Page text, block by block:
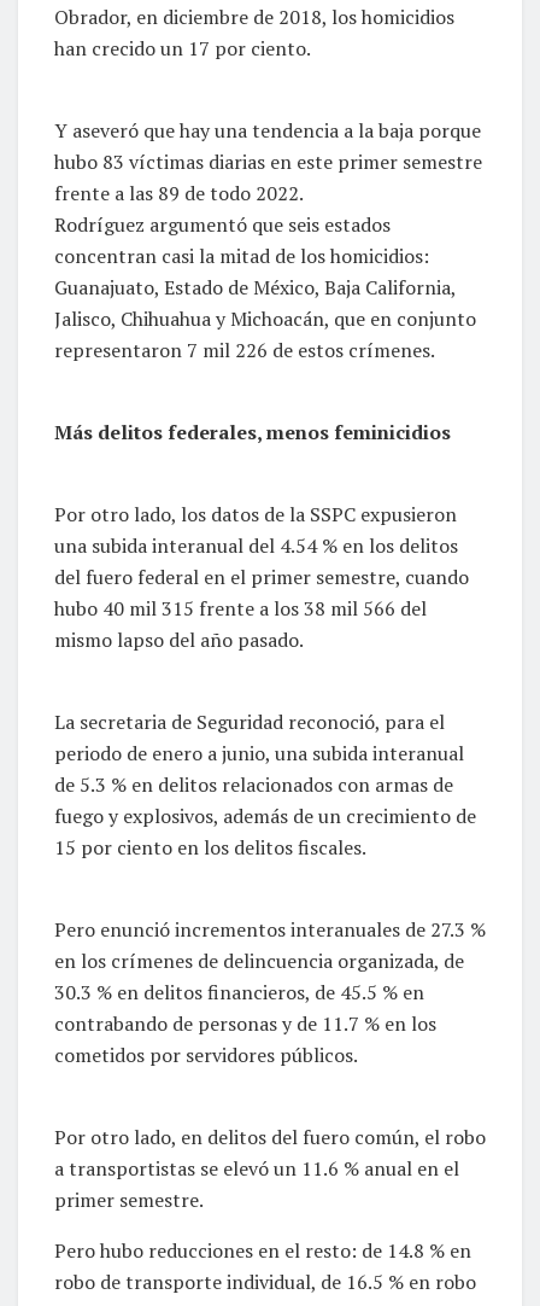
Obrador, en diciembre de 2018, los homicidios
han crecido un 17 por ciento.
Y aseveró que hay una tendencia a la baja porque
hubo 83 víctimas diarias en este primer semestre
frente a las 89 de todo 2022.
Rodríguez argumentó que seis estados
concentran casi la mitad de los homicidios:
Guanajuato, Estado de México, Baja California,
Jalisco, Chihuahua y Michoacán, que en conjunto
representaron 7 mil 226 de estos crímenes.
Más delitos federales, menos feminicidios
Por otro lado, los datos de la SSPC expusieron
una subida interanual del 4.54 % en los delitos
del fuero federal en el primer semestre, cuando
hubo 40 mil 315 frente a los 38 mil 566 del
mismo lapso del año pasado.
La secretaria de Seguridad reconoció, para el
periodo de enero a junio, una subida interanual
de 5.3 % en delitos relacionados con armas de
fuego y explosivos, además de un crecimiento de
15 por ciento en los delitos fiscales.
Pero enunció incrementos interanuales de 27.3 %
en los crímenes de delincuencia organizada, de
30.3 % en delitos financieros, de 45.5 % en
contrabando de personas y de 11.7 % en los
cometidos por servidores públicos.
Por otro lado, en delitos del fuero común, el robo
a transportistas se elevó un 11.6 % anual en el
primer semestre.
Pero hubo reducciones en el resto: de 14.8 % en
robo de transporte individual, de 16.5 % en robo